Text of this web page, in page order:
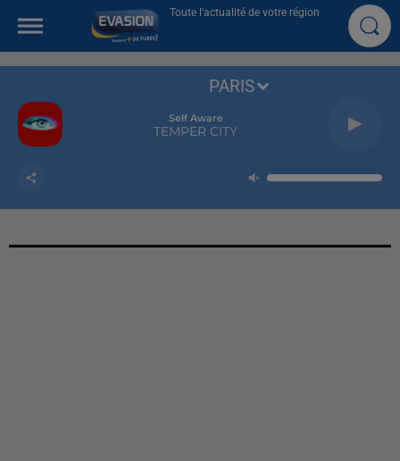
Toute l'actualité de votre région
Self Aware
TEMPER CITY
PARIS